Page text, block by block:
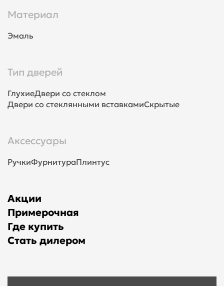
Материал
Эмаль
Тип дверей
ГлухиеДвери со стеклом
Двери со стеклянными вставкамиСкрытые
Аксессуары
РучкиФурнитураПлинтус
Акции
Примерочная
Где купить
Стать дилером